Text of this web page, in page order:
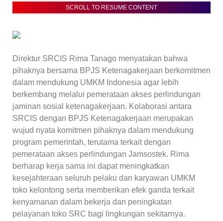
SCROLL TO RESUME CONTENT
Direktur SRCIS Rima Tanago menyatakan bahwa
pihaknya bersama BPJS Ketenagakerjaan berkomitmen
dalam mendukung UMKM Indonesia agar lebih
berkembang melalui pemerataan akses perlindungan
jaminan sosial ketenagakerjaan. Kolaborasi antara
SRCIS dengan BPJS Ketenagakerjaan merupakan
wujud nyata komitmen pihaknya dalam mendukung
program pemerintah, terutama terkait dengan
pemerataan akses perlindungan Jamsostek. Rima
berharap kerja sama ini dapat meningkatkan
kesejahteraan seluruh pelaku dan karyawan UMKM
toko kelontong serta memberikan efek ganda terkait
kenyamanan dalam bekerja dan peningkatan
pelayanan toko SRC bagi lingkungan sekitarnya.